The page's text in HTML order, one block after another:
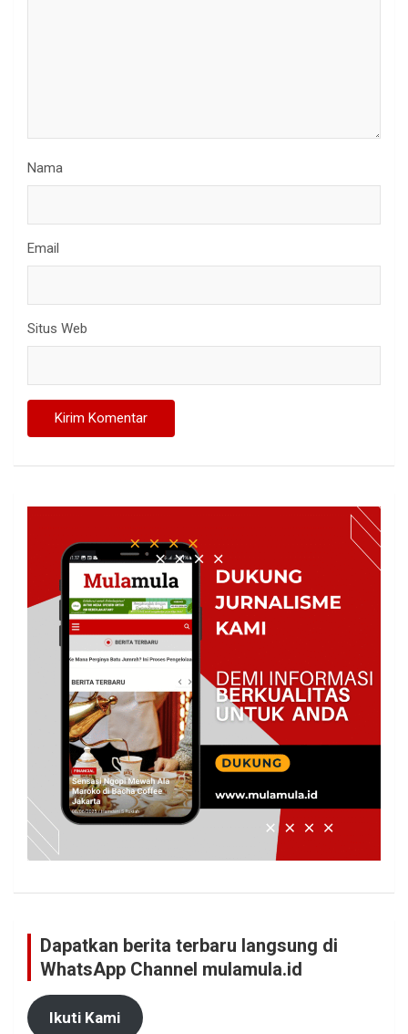
Nama
Email
Situs Web
Dapatkan berita terbaru langsung di
WhatsApp Channel mulamula.id
Ikuti Kami